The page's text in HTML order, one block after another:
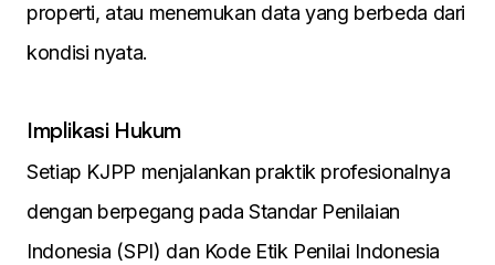
properti, atau menemukan data yang berbeda dari
kondisi nyata.
Implikasi Hukum
Setiap KJPP menjalankan praktik profesionalnya
dengan berpegang pada Standar Penilaian
Indonesia (SPI) dan Kode Etik Penilai Indonesia